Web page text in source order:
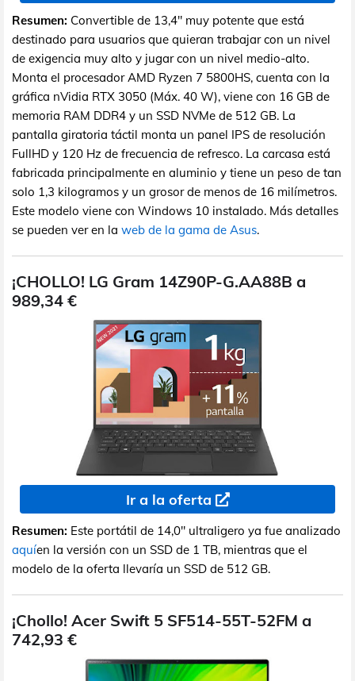
Resumen: Convertible de 13,4" muy potente que está
destinado para usuarios que quieran trabajar con un nivel
de exigencia muy alto y jugar con un nivel medio-alto.
Monta el procesador AMD Ryzen 7 5800HS, cuenta con la
gráfica nVidia RTX 3050 (Máx. 40 W), viene con 16 GB de
memoria RAM DDR4 y un SSD NVMe de 512 GB. La
pantalla giratoria táctil monta un panel IPS de resolución
FullHD y 120 Hz de frecuencia de refresco. La carcasa está
fabricada principalmente en aluminio y tiene un peso de tan
solo 1,3 kilogramos y un grosor de menos de 16 milímetros.
Este modelo viene con Windows 10 instalado. Más detalles
se pueden ver en la web de la gama de Asus.
¡CHOLLO! LG Gram 14Z90P-G.AA88B a
989,34 €
Ir a la oferta
Resumen: Este portátil de 14,0" ultraligero ya fue analizado
aquíen la versión con un SSD de 1 TB, mientras que el
modelo de la oferta llevaría un SSD de 512 GB.
¡Chollo! Acer Swift 5 SF514-55T-52FM a
742,93 €